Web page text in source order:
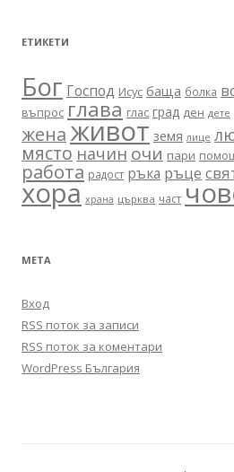
ЕТИКЕТИ
Бог Господ Исус баща болка
въпрос глава глас град ден дете
женаживот земя лице
място начин очи пари
работа радост ръка ръце
хора храна църква част
МЕТА
Вход
RSS поток за записи
RSS поток за коментари
WordPress България